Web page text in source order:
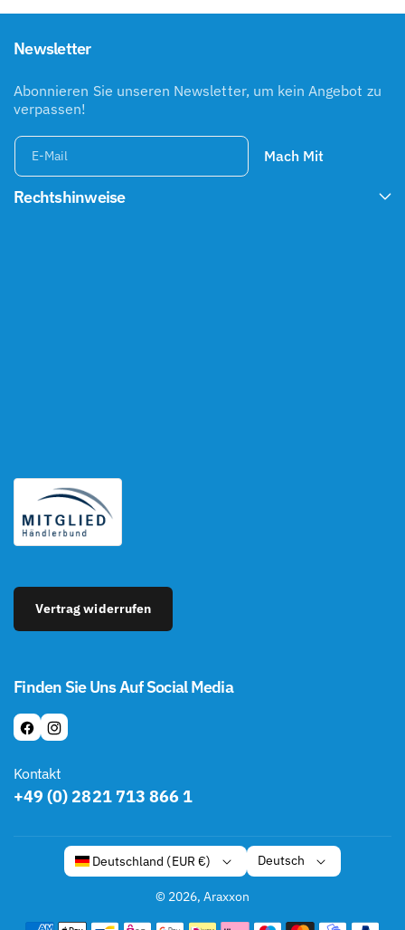
Newsletter
Abonnieren Sie unseren Newsletter, um kein Angebot zu
verpassen!
E-Mail Mach Mit
Rechtshinweise
Vertrag widerrufen
Finden Sie Uns Auf Social Media
F
C
E
I
S
T
Kontakt
+49 (0) 2821 713 866 1
Deutschland (EUR €) Deutsch
© 2026,Araxxon